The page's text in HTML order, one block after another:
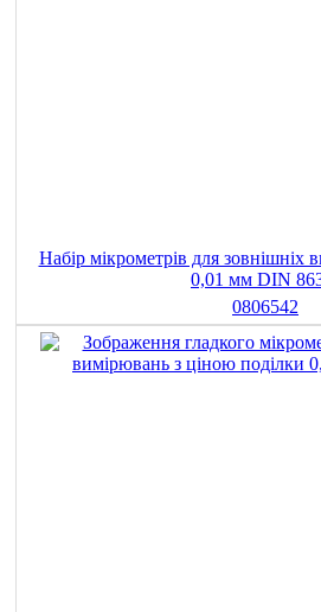
Набір мікрометрів для зовнішніх
0,01 мм DIN
0806542